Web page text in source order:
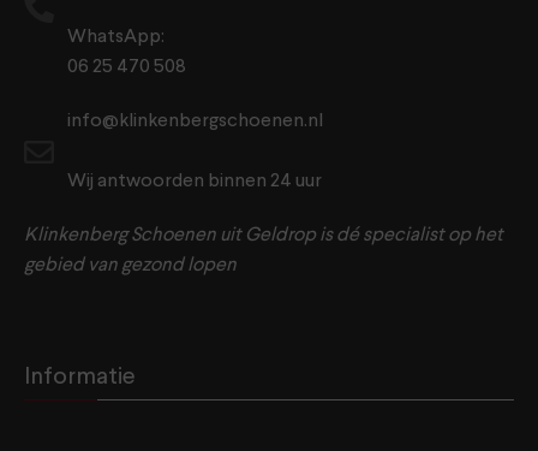
WhatsApp:
06 25 470 508
info@klinkenbergschoenen.nl
Wij antwoorden binnen 24 uur
Klinkenberg Schoenen uit Geldrop is dé specialist op het
gebied van gezond lopen
Informatie